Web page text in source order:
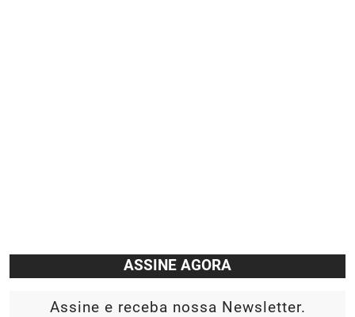
ASSINE AGORA
Assine e receba nossa Newsletter.